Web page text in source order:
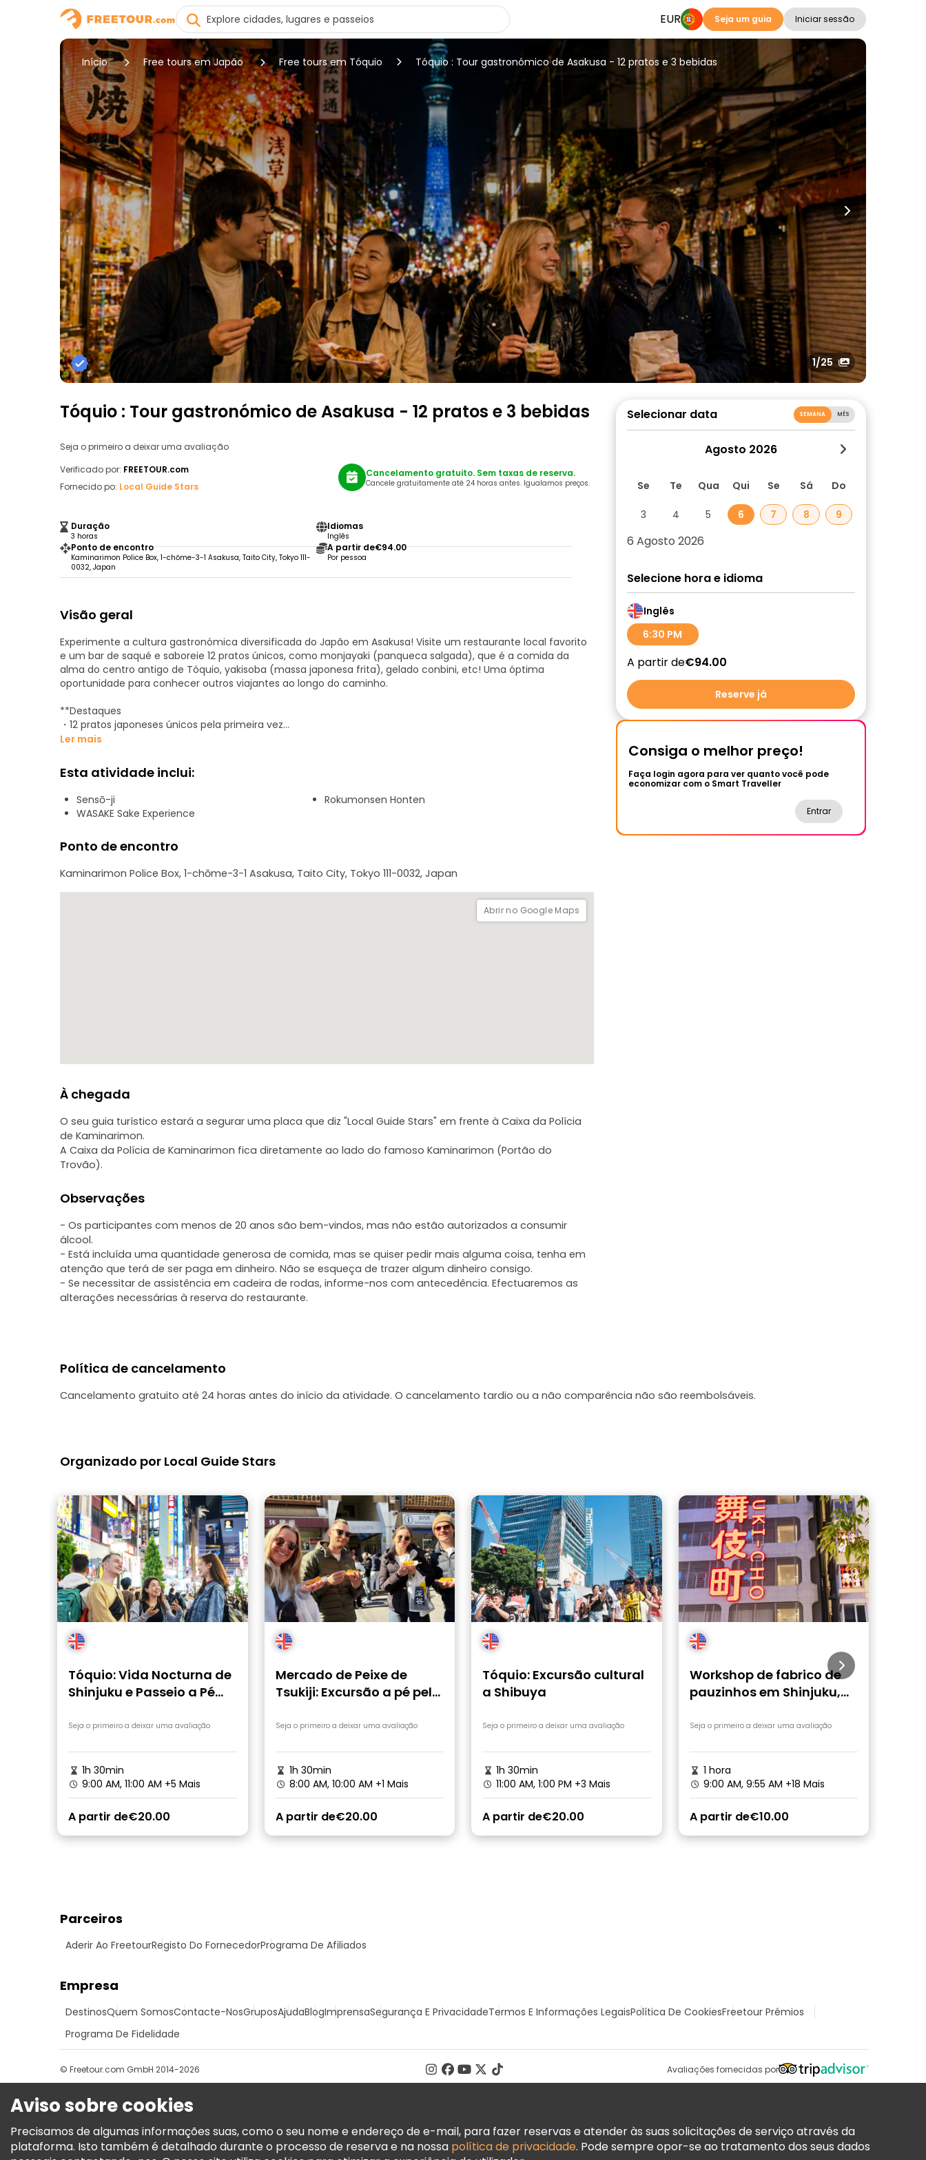
EUR Seja um guia Iniciar sessão
Início Free tours em Japão Free tours em Tóquio Tóquio : Tour gastronómico de Asakusa - 12 pratos e 3 bebidas
1/25
Tóquio : Tour gastronómico de Asakusa - 12 pratos e 3 bebidas
Seja o primeiro a deixar uma avaliação
Verificado por: FREETOUR.com
Fornecido po: Local Guide Stars
Duração
3 horas
Idiomas
Inglês
Ponto de encontro
Kaminarimon Police Box, 1-chōme-3-1 Asakusa, Taito City, Tokyo 111-
0032, Japan
A partir de€94.00
Por pessoa
Cancelamento gratuito. Sem taxas de reserva.
Cancele gratuitamente até 24 horas antes. Igualamos preços.
Visão geral
Experimente a cultura gastronómica diversificada do Japão em Asakusa! Visite um restaurante local favorito
e um bar de saqué e saboreie 12 pratos únicos, como monjayaki (panqueca salgada), que é a comida da
alma do centro antigo de Tóquio, yakisoba (massa japonesa frita), gelado conbini, etc! Uma óptima
oportunidade para conhecer outros viajantes ao longo do caminho.
**Destaques
・12 pratos japoneses únicos pela primeira vez
・Restaurante japonês Izakaya amado pelos habitantes locais
・Muitas opções de sorvete no FamilyMart
・Conhecer novos amigos ao longo do caminho
・Dicas para curtir Asakusa
Este passeio inclui muita comida e bebidas, mas quaisquer extras devem ser pagos em dinheiro. Por favor,
Se necessitar de assistência em cadeira de rodas, informe-nos com antecedência.
Ler mais
Esta atividade inclui:
Sensō-ji
Rokumonsen Honten
WASAKE Sake Experience
Ponto de encontro
Kaminarimon Police Box, 1-chōme-3-1 Asakusa, Taito City, Tokyo 111-0032, Japan
Abrir no Google Maps
À chegada
O seu guia turístico estará a segurar uma placa que diz "Local Guide Stars" em frente à Caixa da Polícia
de Kaminarimon.
A Caixa da Polícia de Kaminarimon fica diretamente ao lado do famoso Kaminarimon (Portão do
Trovão).
Observações
- Os participantes com menos de 20 anos são bem-vindos, mas não estão autorizados a consumir
álcool.
- Está incluída uma quantidade generosa de comida, mas se quiser pedir mais alguma coisa, tenha em
atenção que terá de ser paga em dinheiro. Não se esqueça de trazer algum dinheiro consigo.
- Se necessitar de assistência em cadeira de rodas, informe-nos com antecedência. Efectuaremos as
alterações necessárias à reserva do restaurante.
Política de cancelamento
Cancelamento gratuito até 24 horas antes do início da atividade. O cancelamento tardio ou a não comparência não são reembolsáveis.
Selecionar data SEMANA MÊS
Agosto 2026
Se Te Qua Qui Se Sá Do
3 4 5 6 7 8 9
6 Agosto 2026
Selecione hora e idioma
Inglês
6:30 PM
A partir de€94.00
Reserve já
Consiga o melhor preço!
Faça login agora para ver quanto você pode
economizar com o Smart Traveller
Entrar
Organizado por Local Guide Stars
Tóquio: Vida Nocturna de
Shinjuku e Passeio a Pé
Seja o primeiro a deixar uma avaliação
1h 30min
9:00 AM, 11:00 AM +5 Mais
A partir de€20.00
Mercado de Peixe de
Tsukiji: Excursão a pé pela
Seja o primeiro a deixar uma avaliação
1h 30min
8:00 AM, 10:00 AM +1 Mais
A partir de€20.00
Tóquio: Excursão cultural
a Shibuya
Seja o primeiro a deixar uma avaliação
1h 30min
11:00 AM, 1:00 PM +3 Mais
A partir de€20.00
Workshop de fabrico de
pauzinhos em Shinjuku,
Seja o primeiro a deixar uma avaliação
1 hora
9:00 AM, 9:55 AM +18 Mais
A partir de€10.00
Parceiros
Aderir Ao FreetourRegisto Do FornecedorPrograma De Afiliados
Empresa
DestinosQuem SomosContacte-NosGruposAjudaBlogImprensaSegurança E PrivacidadeTermos E Informações LegaisPolítica De CookiesFreetour Prémios
Programa De Fidelidade
Avaliações fornecidas por
© Freetour.com GmbH 2014-2026
Aviso sobre cookies
Precisamos de algumas informações suas, como o seu nome e endereço de e-mail, para fazer reservas e atender às suas solicitações de serviço através da
plataforma. Isto também é detalhado durante o processo de reserva e na nossa política de privacidade. Pode sempre opor-se ao tratamento dos seus dados